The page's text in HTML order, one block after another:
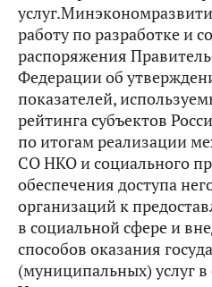
работу по разработке и
распоряжения
Федерации об
показателей,
рейтинга субъектов
по итогам реализации
СО НКО и социального
обеспечения доступа
организаций к
в социальной сфере и
способов оказания
(муниципальных) услуг